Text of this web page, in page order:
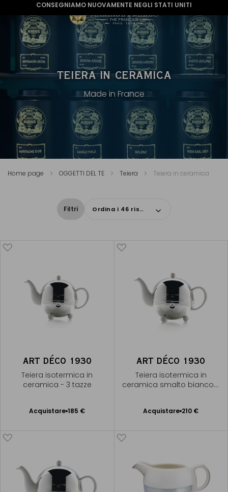
CONSEGNIAMO NUOVAMENTE NEGLI STATI UNITI
TEIERA IN CERAMICA
Made in France
Home page OGGETTI DEL TE Teiera Teiera in ceramica
Filtri Ordina i 46 risultati
ART DÉCO 1930
Teiera isotermica in
ceramica - 3 tazze
Acquistare 185 €
Aggiungere
ART DÉCO 1930
Teiera isotermica in
ceramica smalto bianco -
Acquistare 210 €
Aggiungere